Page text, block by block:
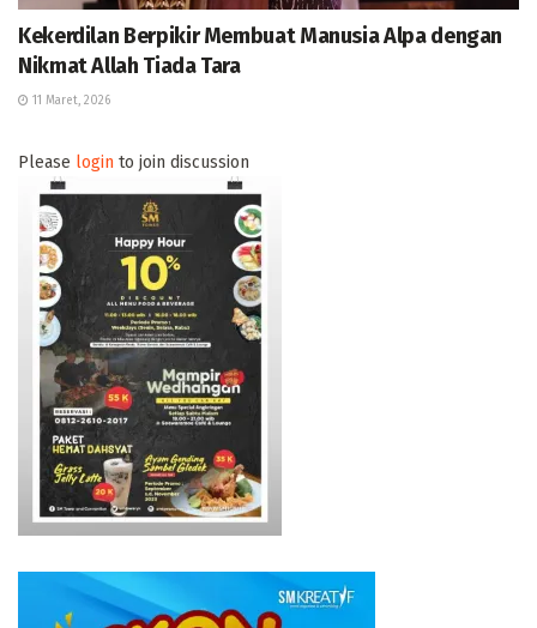
Kekerdilan Berpikir Membuat Manusia Alpa dengan
Nikmat Allah Tiada Tara
11 Maret, 2026
Please login to join discussion